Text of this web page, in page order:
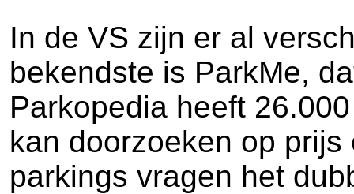
In de VS zijn er al
bekendste is ParkMe,
Parkopedia heeft
kan doorzoeken op
parkings vragen het